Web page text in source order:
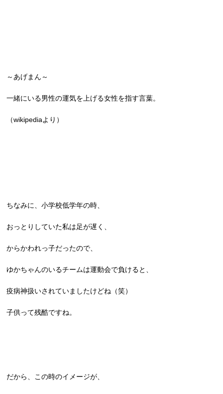
～あげまん～
一緒にいる男性の運気を上げる女性を指す言葉。
（wikipediaより）
ちなみに、小学校低学年の時、
おっとりしていた私は足が遅く、
からかわれっ子だったので、
ゆかちゃんのいるチームは運動会で負けると、
疫病神扱いされていましたけどね（笑）
子供って残酷ですね。
だから、この時のイメージが、